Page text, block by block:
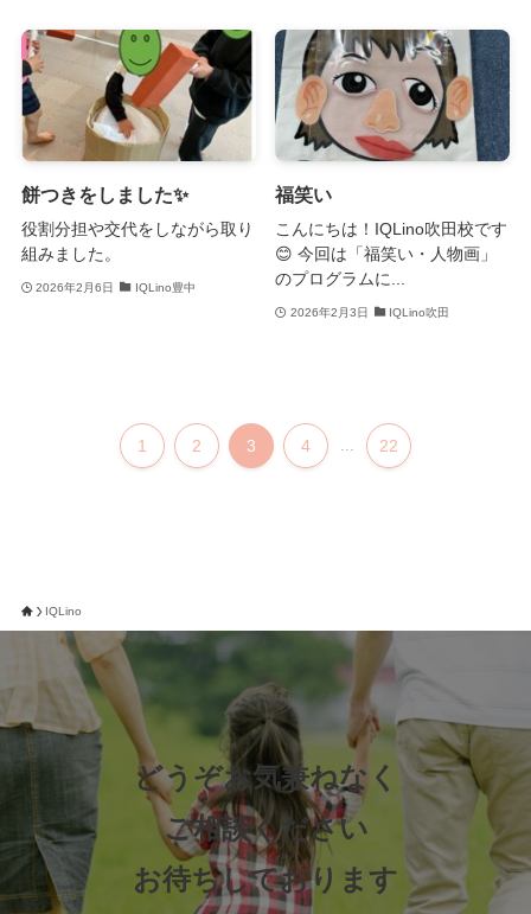
餅つきをしました✨
役割分担や交代をしながら取り
組みました。
2026年2月6日 IQLino豊中
福笑い
こんにちは！IQLino吹田校です
😊 今回は「福笑い・人物画」
のプログラムに...
2026年2月3日 IQLino吹田
1 2 3 4 ... 22
IQLino
どうぞお気兼ねなく
ご相談ください
お待ちしております